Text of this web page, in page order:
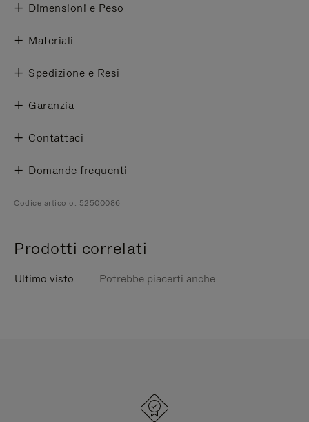
Dimensioni e Peso
Materiali
Spedizione e Resi
Garanzia
Contattaci
Domande frequenti
Codice articolo: 52500086
Prodotti correlati
Ultimo visto Potrebbe piacerti anche